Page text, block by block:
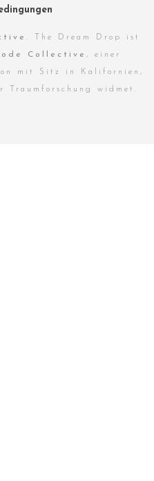
. The Dream Drop ist
Collective , einer
mit Sitz in Kalifornien,
Traumforschung widmet.